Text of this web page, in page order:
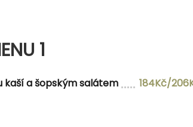
2
1
kaší a šopským salátem 184Kč/